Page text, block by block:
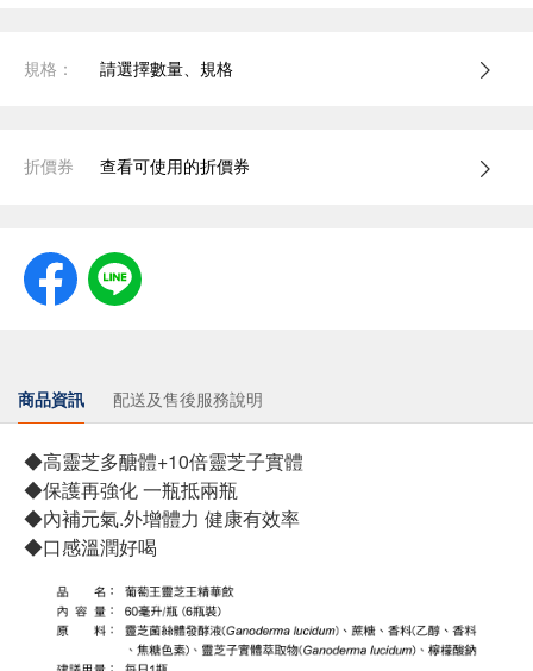
規格： 請選擇數量、規格
折價券 查看可使用的折價券
商品資訊 配送及售後服務說明
◆高靈芝多醣體+10倍靈芝子實體
◆保護再強化 一瓶抵兩瓶
◆內補元氣.外增體力 健康有效率
◆口感溫潤好喝